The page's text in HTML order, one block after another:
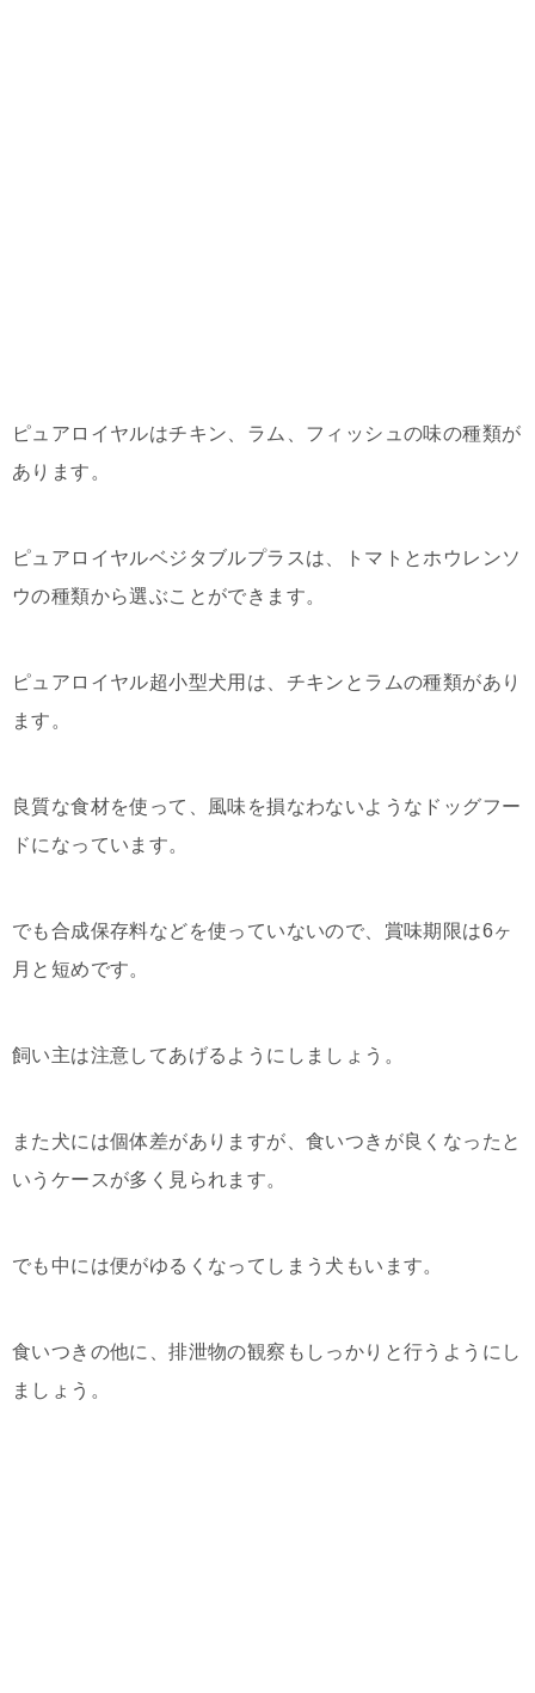
ピュアロイヤルはチキン、ラム、フィッシュの味の種類が
あります。
ピュアロイヤルベジタブルプラスは、トマトとホウレンソ
ウの種類から選ぶことができます。
ピュアロイヤル超小型犬用は、チキンとラムの種類があり
ます。
良質な食材を使って、風味を損なわないようなドッグフー
ドになっています。
でも合成保存料などを使っていないので、賞味期限は6ヶ
月と短めです。
飼い主は注意してあげるようにしましょう。
また犬には個体差がありますが、食いつきが良くなったと
いうケースが多く見られます。
でも中には便がゆるくなってしまう犬もいます。
食いつきの他に、排泄物の観察もしっかりと行うようにし
ましょう。